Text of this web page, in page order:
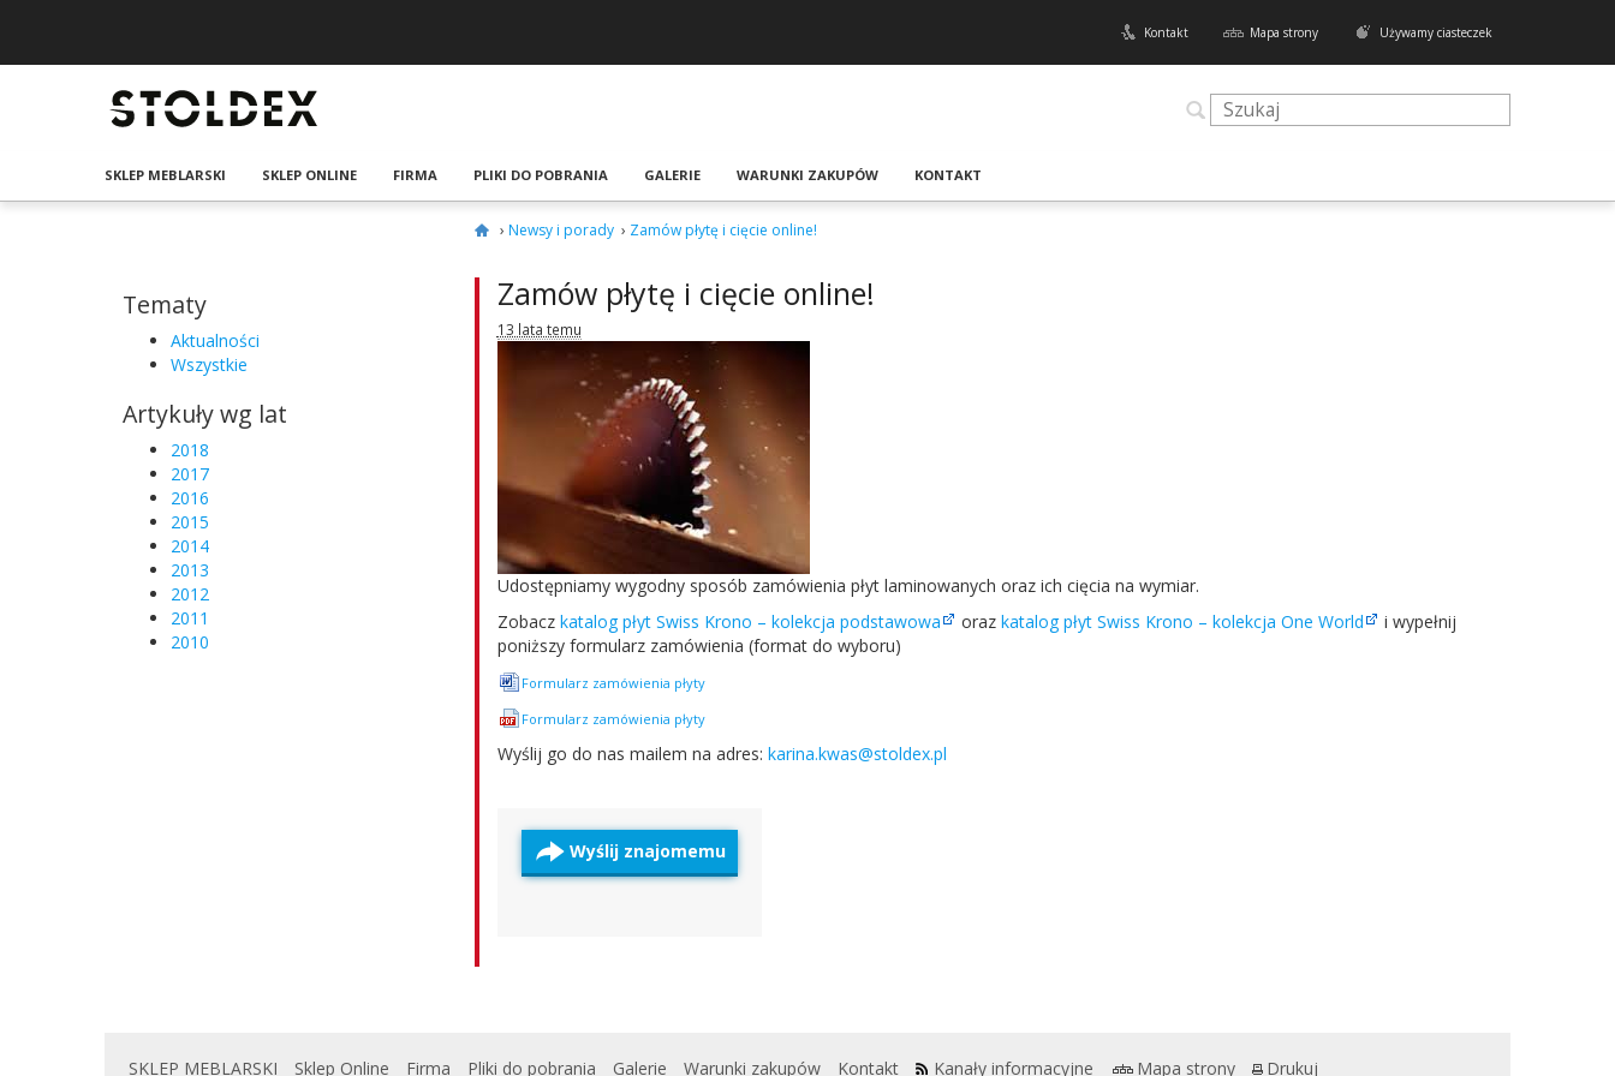
Używamy ciasteczek
Mapa strony
Kontakt
SKLEP MEBLARSKI SKLEP ONLINE FIRMA PLIKI DO POBRANIA GALERIE WARUNKI ZAKUPÓW KONTAKT
› Newsy i porady › Zamów płytę i cięcie online!
Tematy
Aktualności
Wszystkie
Artykuły wg lat
2018
2017
2016
2015
2014
2013
2012
2011
2010
Zamów płytę i cięcie online!
13 lata temu
Udostęp­ni­amy wygodny sposób zamówienia płyt laminowanych oraz ich cię­cia na wymiar.
Zobacz kat­a­log płyt Swiss Krono – kolekcja pod­sta­wowa oraz kat­a­log płyt Swiss Krono – kolekcja One World
i wypełnij
poniższy for­mu­larz zamówienia (for­mat do wyboru)
For­mu­larz zamówienia płyty
For­mu­larz zamówienia płyty
Wyślij go do nas mailem na adres: karina.kwas@stoldex.pl
Wyślij znajomemu
SKLEP MEBLARSKI Sklep Online Firma Pliki do pobrania Galerie Warunki zakupów Kontakt Kanały informacyjne Mapa strony Drukuj